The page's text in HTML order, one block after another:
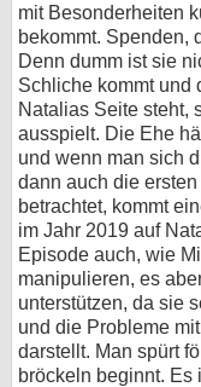
mit Besonderheiten
bekommt. Spenden,
Denn dumm ist sie
Schliche kommt und
Natalias Seite steht,
ausspielt. Die Ehe
und wenn man sich
dann auch die
betrachtet, kommt
im Jahr 2019 auf
Episode auch, wie
manipulieren, es
unterstützen, da sie
und die Probleme
darstellt. Man spürt
bröckeln beginnt. Es